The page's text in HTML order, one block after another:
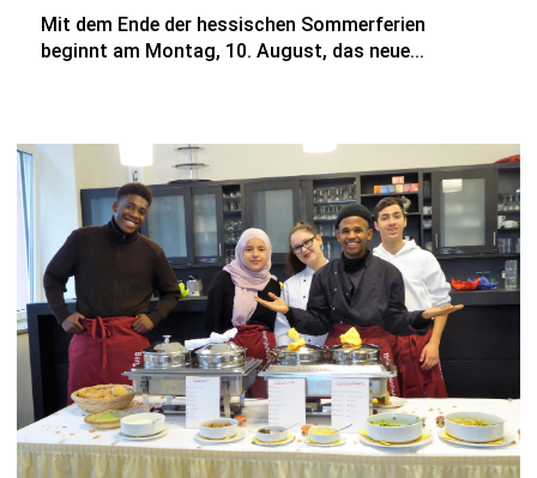
Mit dem Ende der hessischen Sommerferien
beginnt am Montag, 10. August, das neue...